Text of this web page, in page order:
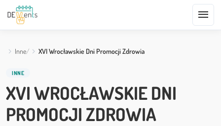
menu
Inne XVI Wrocławskie Dni Promocji Zdrowia
INNE
XVI WROCŁAWSKIE DNI
PROMOCJI ZDROWIA